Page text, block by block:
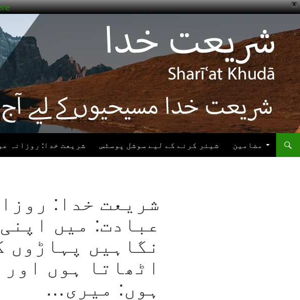
X
مواد
پر
جائیں
مضامین شیئر کرنے کے لیے سوشل پوسٹس شریعت خدا: روزانہ
شریعت خدا:
عبادت: میں اپنی
نگاہیں پہاڑوں
اٹھاتا ہوں اور
ہوں: میری…